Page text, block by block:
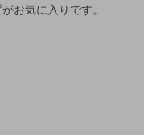
お気に入りです。